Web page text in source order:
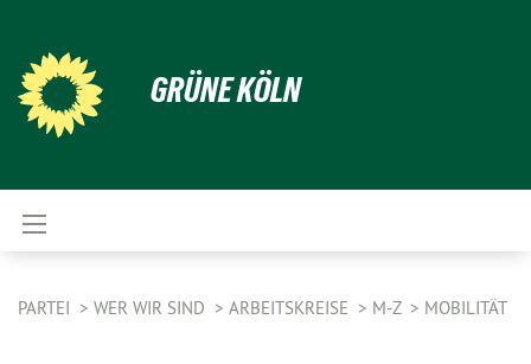
GRÜNE KÖLN
PARTEI WER WIR SIND ARBEITSKREISE M-Z MOBILITÄT